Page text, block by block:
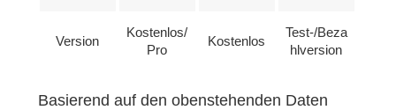
Version
Kostenlos/
Pro
Kostenlos
Test-/Beza
hlversion
Basierend auf den obenstehenden Daten